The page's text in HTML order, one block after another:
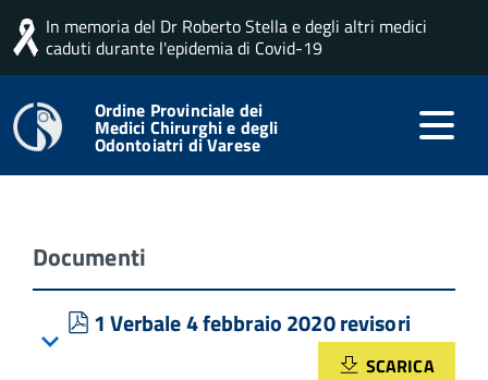
In memoria del Dr Roberto Stella e degli altri medici
caduti durante l'epidemia di Covid-19
Ordine Provinciale dei
Medici Chirurghi e degli
Odontoiatri di Varese
Home DocMan Amministrazione Trasparente
Verbali Collegio Revisori dei Conti
RdC anno 2020
Documenti
pdf
1 Verbale 4 febbraio 2020 revisori
SCARICA